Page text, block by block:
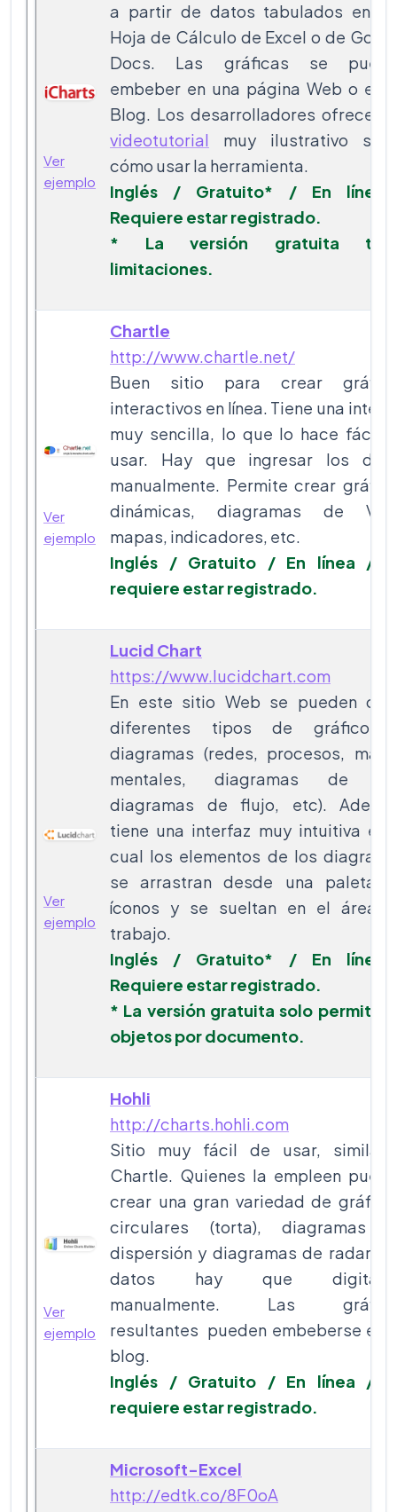
Ver
ejemplo
a partir de datos tabulados en
Hoja de Cálculo de Excel o de
Docs. Las gráficas se
embeber en una página Web o en
Blog. Los desarrolladores ofrecen
videotutorial muy ilustrativo
cómo usar la herramienta.
Inglés / Gratuito* / En
Requiere estar registrado.
* La versión gratuita
limitaciones.
Ver
ejemplo
Chartle
http://www.chartle.net/
Buen sitio para crear
interactivos en línea. Tiene una
muy sencilla, lo que lo hace fácil
usar. Hay que ingresar los
manualmente. Permite crear
dinámicas, diagramas de
mapas, indicadores, etc.
Inglés / Gratuito / En línea /
requiere estar registrado.
Ver
ejemplo
Lucid Chart
https://www.lucidchart.com
En este sitio Web se pueden
diferentes tipos de gráficos
diagramas (redes, procesos,
mentales, diagramas de
diagramas de flujo, etc).
tiene una interfaz muy intuitiva en
cual los elementos de los
se arrastran desde una paleta
íconos y se sueltan en el área
trabajo.
Inglés / Gratuito* / En
Requiere estar registrado.
* La versión gratuita solo permite
objetos por documento.
Ver
ejemplo
Hohli
http://charts.hohli.com
Sitio muy fácil de usar, similar
Chartle. Quienes la empleen
crear una gran variedad de
circulares (torta), diagramas
dispersión y diagramas de radar.
datos hay que
manualmente. Las
resultantes pueden embeberse en
blog.
Inglés / Gratuito / En línea /
requiere estar registrado.
Microsoft-Excel
http://edtk.co/8F0oA